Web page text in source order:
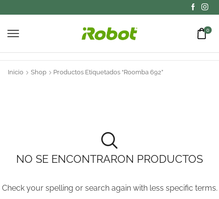
0
Inicio Shop Productos Etiquetados “Roomba 692”
NO SE ENCONTRARON PRODUCTOS
Check your spelling or search again with less specific terms.